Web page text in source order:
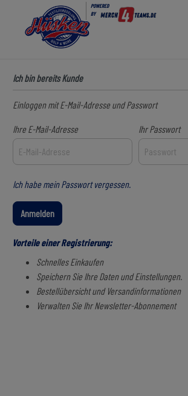
POWERED
BY
Ich bin bereits Kunde
Einloggen mit E-Mail-Adresse und Passwort
Ihre E-Mail-Adresse Ihr Passwort
Ich habe mein Passwort vergessen.
Anmelden
Vorteile einer Registrierung:
Schnelles Einkaufen
Speichern Sie Ihre Daten und Einstellungen.
Bestellübersicht und Versandinformationen
Verwalten Sie Ihr Newsletter-Abonnement